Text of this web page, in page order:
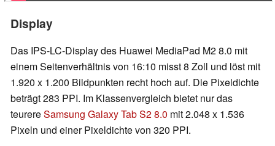
Display
Das IPS-LC-Display des Huawei MediaPad M2 8.0 mit
einem Seitenverhältnis von 16:10 misst 8 Zoll und löst mit
1.920 x 1.200 Bildpunkten recht hoch auf. Die Pixeldichte
beträgt 283 PPI. Im Klassenvergleich bietet nur das
teurereSamsung Galaxy Tab S2 8.0 mit 2.048 x 1.536
Pixeln und einer Pixeldichte von 320 PPI.